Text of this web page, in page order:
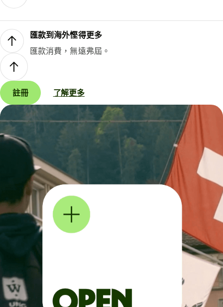
匯款到海外慳得更多
匯款消費，無遠弗屆。
註冊 了解更多